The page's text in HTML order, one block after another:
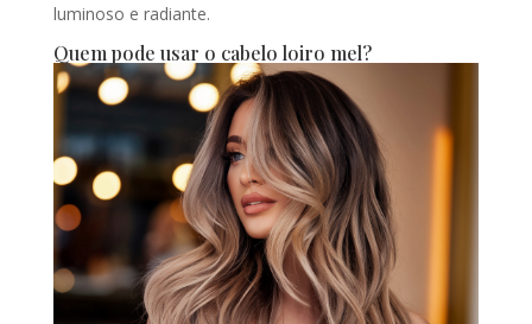
luminoso e radiante.
Quem pode usar o cabelo loiro mel?